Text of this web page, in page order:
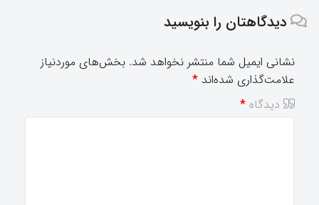
دیدگاهتان را بنویسید
نشانی ایمیل شما منتشر نخواهد شد. بخش‌های موردنیاز
علامت‌گذاری شده‌اند *
دیدگاه *